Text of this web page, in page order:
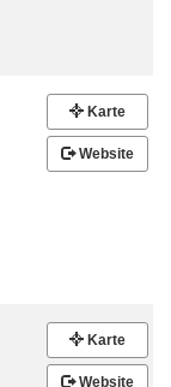
Karte
Website
Karte
Website